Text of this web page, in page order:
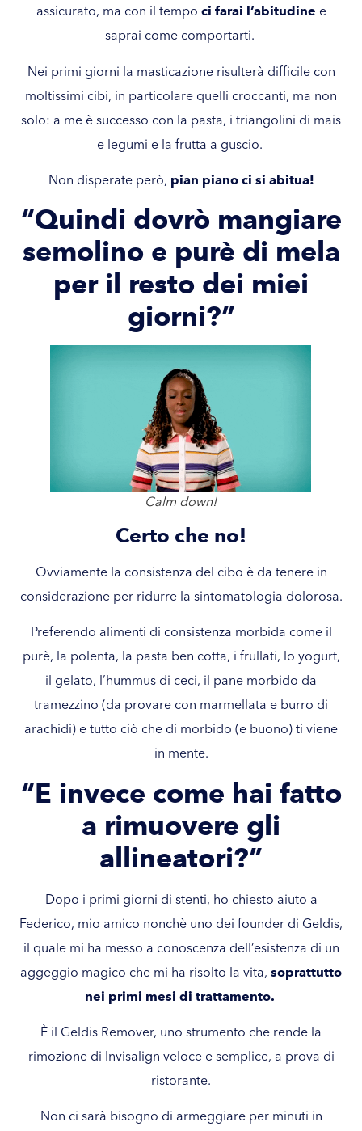
assicurato, ma con il tempo ci farai l’abitudine e
saprai come comportarti.
Nei primi giorni la masticazione risulterà difficile con
moltissimi cibi, in particolare quelli croccanti, ma non
solo: a me è successo con la pasta, i triangolini di mais
e legumi e la frutta a guscio.
Non disperate però, pian piano ci si abitua!
“Quindi dovrò mangiare
semolino e purè di mela
per il resto dei miei
giorni?”
Calm down!
Certo che no!
Ovviamente la consistenza del cibo è da tenere in
considerazione per ridurre la sintomatologia dolorosa.
Preferendo alimenti di consistenza morbida come il
purè, la polenta, la pasta ben cotta, i frullati, lo yogurt,
il gelato, l’hummus di ceci, il pane morbido da
tramezzino (da provare con marmellata e burro di
arachidi) e tutto ciò che di morbido (e buono) ti viene
in mente.
“E invece come hai fatto
a rimuovere gli
allineatori?”
Dopo i primi giorni di stenti, ho chiesto aiuto a
Federico, mio amico nonchè uno dei founder di Geldis,
il quale mi ha messo a conoscenza dell’esistenza di un
aggeggio magico che mi ha risolto la vita, soprattutto
nei primi mesi di trattamento.
È il Geldis Remover, uno strumento che rende la
rimozione di Invisalign veloce e semplice, a prova di
ristorante.
Non ci sarà bisogno di armeggiare per minuti in